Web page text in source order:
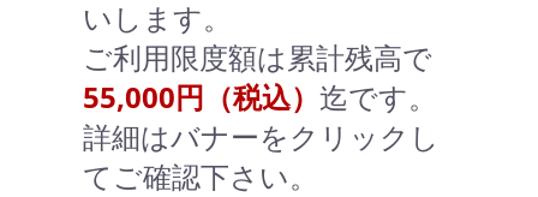
いします。
ご利用限度額は累計残高で
55,000円（税込） 迄です。
詳細はバナーをクリックし
てご確認下さい。